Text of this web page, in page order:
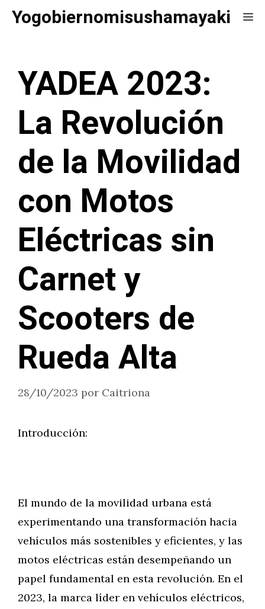
SaltarYogobiernomisushamayaki
YADEA 2023:
La Revolución
de la Movilidad
con Motos
Eléctricas sin
Carnet y
Scooters de
Rueda Alta
28/10/2023 por Caitriona
Introducción:
El mundo de la movilidad urbana está
experimentando una transformación hacia
vehículos más sostenibles y eficientes, y las
motos eléctricas están desempeñando un
papel fundamental en esta revolución. En el
2023, la marca líder en vehículos eléctricos,